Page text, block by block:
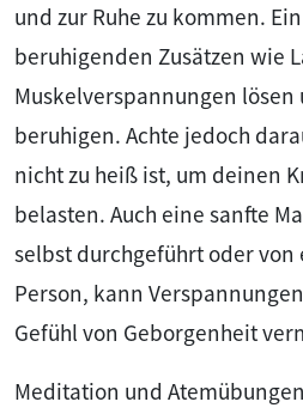
und zur Ruhe zu kommen.
beruhigenden Zusätzen wie
Muskelverspannungen lösen
beruhigen. Achte jedoch
nicht zu heiß ist, um deinen
belasten. Auch eine sanfte
selbst durchgeführt oder
Person, kann
Gefühl von Geborgenheit
Meditation und